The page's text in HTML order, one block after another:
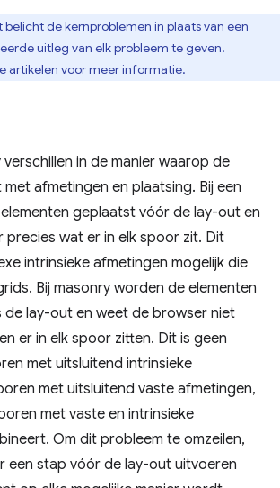
de kernproblemen in plaats van een
uitleg van elk probleem te geven.
artikelen voor meer informatie.
in de manier waarop de
afmetingen en plaatsing. Bij een
geplaatst vóór de lay-out en
precies wat er in elk spoor zit. Dit
intrinsieke afmetingen mogelijk die
Bij masonry worden de elementen
lay-out en weet de browser niet
er in elk spoor zitten. Dit is geen
met uitsluitend intrinsieke
met uitsluitend vaste afmetingen,
met vaste en intrinsieke
Om dit probleem te omzeilen,
een stap vóór de lay-out uitvoeren